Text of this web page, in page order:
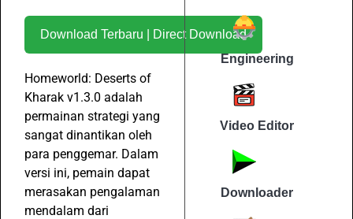
Download Terbaru | Direct Download
Homeworld: Deserts of
Kharak v1.3.0 adalah
permainan strategi yang
sangat dinantikan oleh
para penggemar. Dalam
versi ini, pemain dapat
merasakan pengalaman
mendalam dari
Engineering
Video Editor
Downloader